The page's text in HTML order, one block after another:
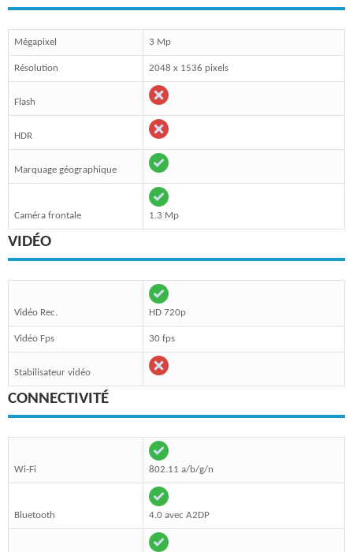
Mégapixel 3 Mp
Résolution 2048 x 1536 pixels
Flash
HDR
Marquage géographique
Caméra frontale 1.3 Mp
VIDÉO
Vidéo Rec. HD 720p
Vidéo Fps 30 fps
Stabilisateur vidéo
CONNECTIVITÉ
Wi-Fi 802.11 a/b/g/n
Bluetooth 4.0 avec A2DP